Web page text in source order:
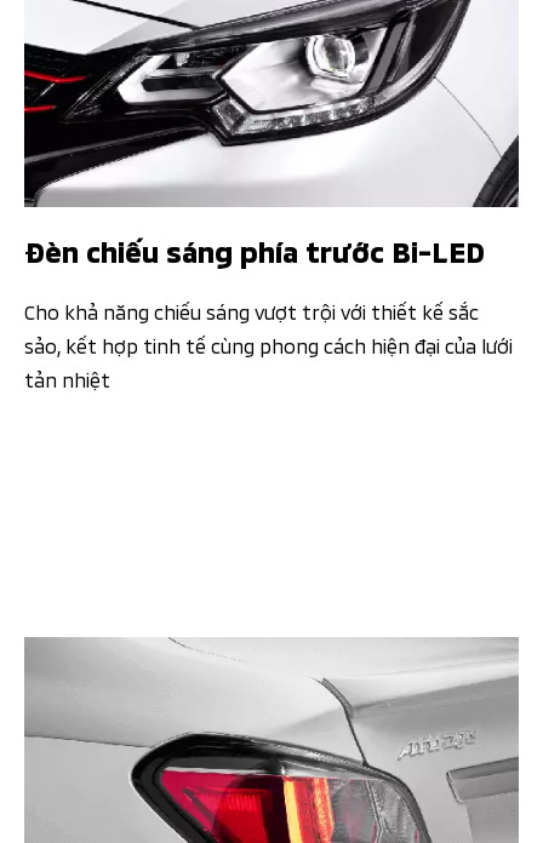
Đèn chiếu sáng phía trước Bi-LED
Cho khả năng chiếu sáng vượt trội với thiết kế sắc
sảo, kết hợp tinh tế cùng phong cách hiện đại của lưới
tản nhiệt